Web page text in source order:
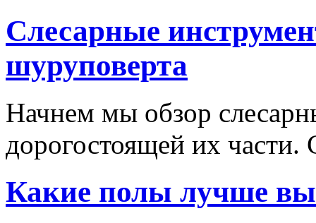
Слесарные
шуруповерта
Начнем мы обзор
дорогостоящей их части.
Какие полы лучше